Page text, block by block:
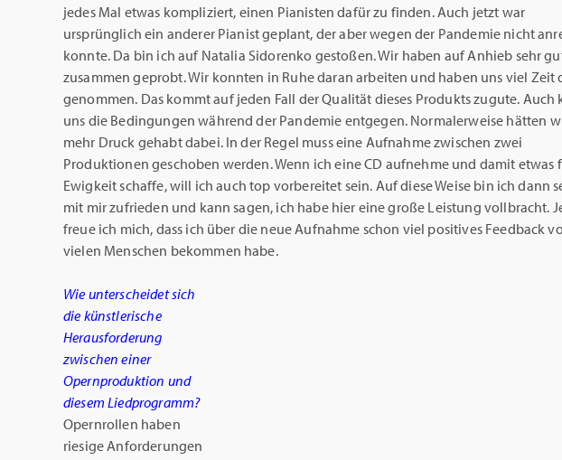
jedes Mal etwas kompliziert, einen Pianisten dafür zu finden. Auch jetzt war
ursprünglich ein anderer Pianist geplant, der aber wegen der Pandemie nicht
konnte. Da bin ich auf Natalia Sidorenko gestoßen. Wir haben auf Anhieb sehr
zusammen geprobt. Wir konnten in Ruhe daran arbeiten und haben uns viel Zeit
genommen. Das kommt auf jeden Fall der Qualität dieses Produkts zugute. Auch
uns die Bedingungen während der Pandemie entgegen. Normalerweise hätten
mehr Druck gehabt dabei. In der Regel muss eine Aufnahme zwischen zwei
Produktionen geschoben werden. Wenn ich eine CD aufnehme und damit etwas
Ewigkeit schaffe, will ich auch top vorbereitet sein. Auf diese Weise bin ich dann
mit mir zufrieden und kann sagen, ich habe hier eine große Leistung vollbracht.
freue ich mich, dass ich über die neue Aufnahme schon viel positives Feedback
vielen Menschen bekommen habe.
Wie unterscheidet sich
die künstlerische
Herausforderung
zwischen einer
Opernproduktion und
diesem Liedprogramm?
Opernrollen haben
riesige Anforderungen